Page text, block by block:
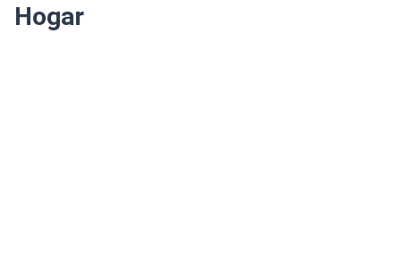
Hogar